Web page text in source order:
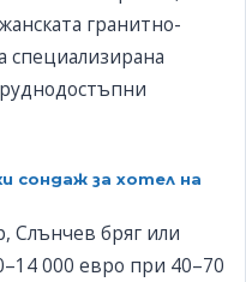
гранитно-
специализирана
сондаж за хотел на
Слънчев бряг или
000 евро при 40–70